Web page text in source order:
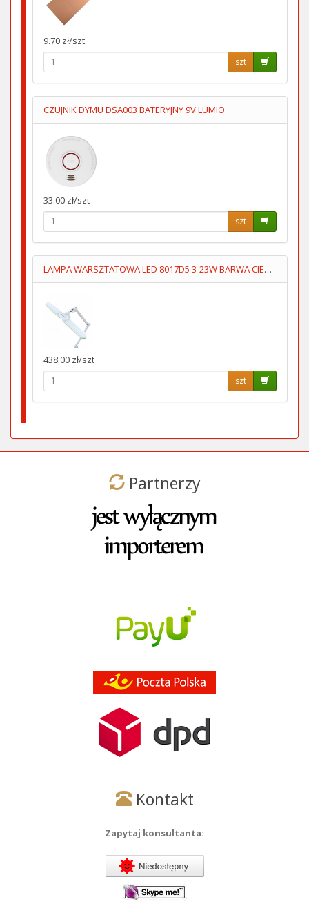
9.70 zł/szt
szt
CZUJNIK DYMU DSA003 BATERYJNY 9V LUMIO
33.00 zł/szt
szt
LAMPA WARSZTATOWA LED 8017D5 3-23W BARWA CIEPŁA/ZIMNA
438.00 zł/szt
szt
Partnerzy
Kontakt
Zapytaj konsultanta: